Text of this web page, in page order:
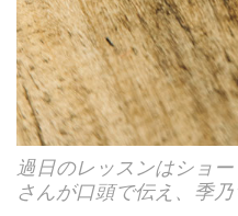
過日のレッスンはショ
さんが口頭で伝え、季